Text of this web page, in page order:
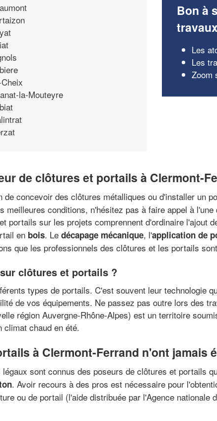
la-Mouteyre
Bon à
travaux
Les
Les
Zoom
de clôtures et portails à Clermont-
concevoir des clôtures métalliques ou d'installer un
conditions, n'hésitez pas à faire appel à
portails sur les projets comprennent d'ordinaire l'ajout
en bois. Le décapage mécanique, l'application de
que les professionnels des clôtures et les portails
clôtures et portails ?
types de portails. C'est souvent leur technologie
de vos équipements. Ne passez pas outre lors des
région Auvergne-Rhône-Alpes) est un territoire
climat chaud en été.
à Clermont-Ferrand n'ont jamais
sont connus des poseurs de clôtures et portails
. Avoir recours à des pros est nécessaire pour
ou de portail (l'aide distribuée par l'Agence nationale